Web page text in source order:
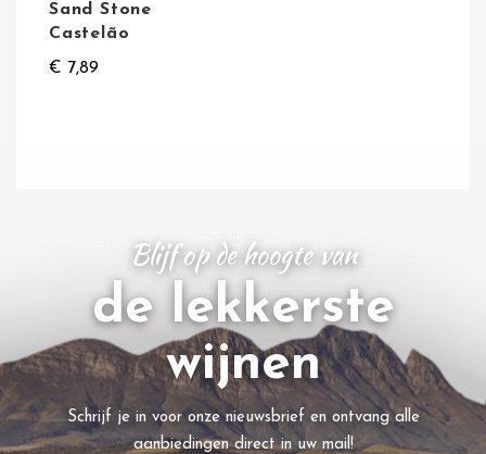
Sand Stone
Castelão
€ 7,89
Blijf op de hoogte van
de lekkerste
wijnen
Schrijf je in voor onze nieuwsbrief en ontvang alle
aanbiedingen direct in uw mail!